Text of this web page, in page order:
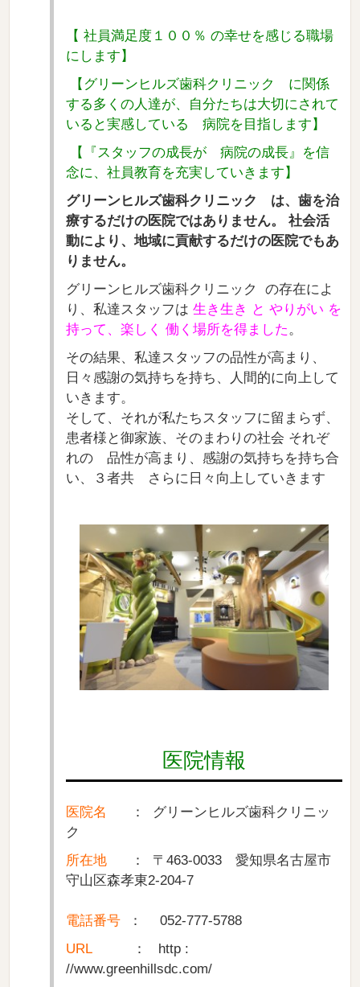
【 社員満足度１００％ の幸せを感じる職場
にします】
【グリーンヒルズ歯科クリニック に関係
する多くの人達が、自分たちは大切にされて
いると実感している 病院を目指します】
【
『スタッフの成長が 病院の成長』を信
念に、社員教育を充実していきます】
グリーンヒルズ歯科クリニック は、歯を治
療するだけの医院ではありません。 社会活
動により、地域に貢献するだけの医院でもあ
りません。
グリーンヒルズ歯科クリニック の存在によ
り、私達スタッフは生き生き と やりがい を
持って、楽しく 働く場所を得ました。
その結果、私達スタッフの品性が高まり、
日々感謝の気持ちを持ち、人間的に向上して
いきます。
そして、それが私たちスタッフに留まらず、
患者様と御家族、そのまわりの社会 それぞ
れの 品性が高まり、感謝の気持ちを持ち合
い、３者共 さらに日々向上していきます
医院情報
医院名
： グリーンヒルズ歯科クリニッ
ク
所在地 ： 〒463-0033 愛知県名古屋市
守山区森孝東2-204-7
電話番号 ： 052-777-5788
URL ： http :
//www.greenhillsdc.com/